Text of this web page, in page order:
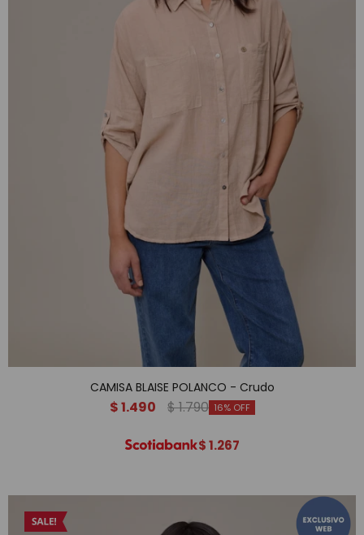
CAMISA BLAISE POLANCO - Crudo
$1.490 $1.790 16
$1.267